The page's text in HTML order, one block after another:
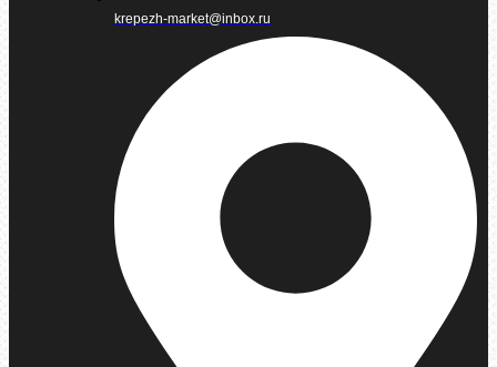
krepezh-market@inbox.ru